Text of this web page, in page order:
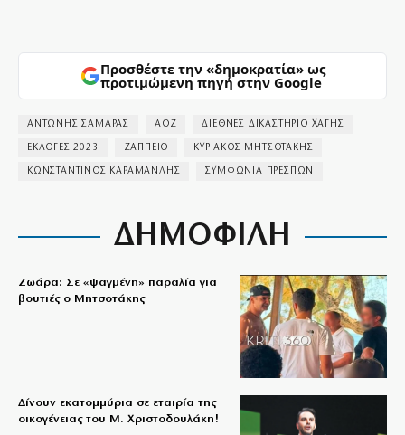
Προσθέστε την «δημοκρατία» ως
προτιμώμενη πηγή στην Google
ΑΝΤΩΝΗΣ ΣΑΜΑΡΑΣ ΑΟΖ ΔΙΕΘΝΕΣ ΔΙΚΑΣΤΗΡΙΟ ΧΑΓΗΣ
ΕΚΛΟΓΕΣ 2023 ΖΑΠΠΕΙΟ ΚΥΡΙΑΚΟΣ ΜΗΤΣΟΤΑΚΗΣ
ΚΩΝΣΤΑΝΤΙΝΟΣ ΚΑΡΑΜΑΝΛΗΣ ΣΥΜΦΩΝΙΑ ΠΡΕΣΠΩΝ
ΔΗΜΟΦΙΛΗ
Ζωάρα: Σε «ψαγμένη» παραλία για
βουτιές ο Μητσοτάκης
Δίνουν εκατομμύρια σε εταιρία της
οικογένειας του Μ. Χριστοδουλάκη!